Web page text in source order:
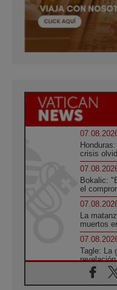
crisis
Bokalic:
el
La
muertos
Tagle: La